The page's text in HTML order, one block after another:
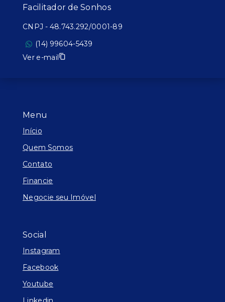
Menu
Início
Quem Somos
Contato
Financie
Negocie seu Imóvel
Social
Instagram
Facebook
Youtube
Facilitador de Sonhos
CNPJ - 48.743.292/0001-89
(14) 99604-5439
Ver e-mail